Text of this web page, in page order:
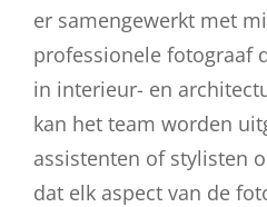
er samengewerkt met
professionele fotograaf
in interieur- en
kan het team worden
assistenten of stylisten
dat elk aspect van de